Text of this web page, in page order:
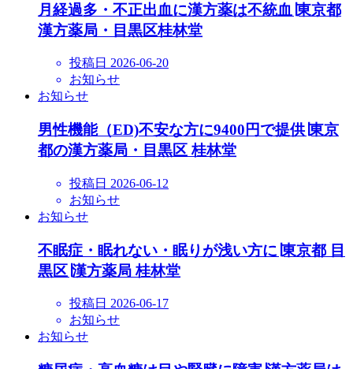
月経過多・不正出血に漢方薬は不統血∣東京都
漢方薬局・目黒区桂林堂
投稿日 2026-06-20
お知らせ
お知らせ
男性機能（ED)不安な方に9400円で提供∣東京
都の漢方薬局・目黒区 桂林堂
投稿日 2026-06-12
お知らせ
お知らせ
不眠症・眠れない・眠りが浅い方に∣東京都 目
黒区∣漢方薬局 桂林堂
投稿日 2026-06-17
お知らせ
お知らせ